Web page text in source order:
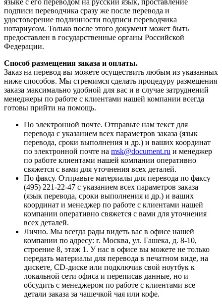
языке с его переводом на русский язык, проставление
подписи переводчика сразу же после перевода и
удостоверение подлинности подписи переводчика
нотариусом. Только после этого документ может быть
предоставлен в государственные органы Российской
Федерации.
Способ размещения заказа и оплаты.
Заказ на перевод вы можете осуществить любым из указанных
ниже способов. Мы стремимся сделать процедуру размещения
заказа максимально удобной для вас и в случае затруднений
менеджеры по работе с клиентами нашей компании всегда
готовы прийти на помощь.
По электронной почте. Отправьте нам текст для
перевода с указанием всех параметров заказа (язык
перевода, сроки выполнения и др.) и ваших координат
по электронной почте на msk@document.ru и менеджер
по работе клиентами нашей компании оперативно
свяжется с вами для уточнения всех деталей.
По факсу. Отправьте материалы для перевода по факсу
(495) 221-22-47 с указанием всех параметров заказа
(язык перевода, сроки выполнения и др.) и ваших
координат и менеджер по работе с клиентами нашей
компании оперативно свяжется с вами для уточнения
всех деталей.
Лично. Мы всегда рады видеть вас в офисе нашей
компании по адресу: г. Москва, ул. Гашека, д. 8-10,
строение 8, этаж 1. У нас в офисе вы можете не только
передать материалы для перевода в печатном виде, на
дискете, CD-диске или подключив свой ноутбук к
локальной сети офиса и переписав данные, но и
обсудить с менеджером по работе с клиентами все
детали заказа за чашечкой чая или кофе.